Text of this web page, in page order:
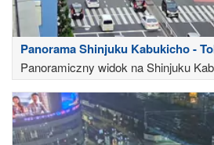
Panorama Shinjuku Kabukicho -
Panoramiczny widok na Shinjuku